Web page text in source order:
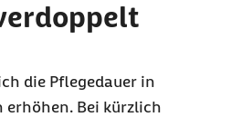
die Pflegedauer in
Bei kürzlich